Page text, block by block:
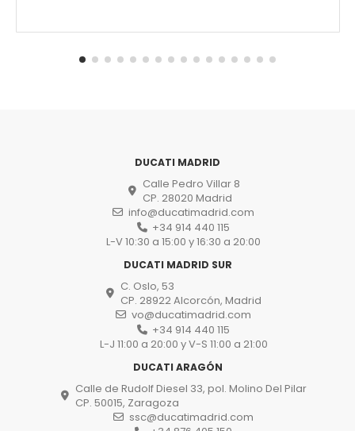
DUCATI MADRID
Calle Pedro Villar 8
CP. 28020 Madrid
info@ducatimadrid.com
+34 914 440 115
L-V 10:30 a 15:00 y 16:30 a 20:00
DUCATI MADRID SUR
C. Oslo, 53
CP. 28922 Alcorcón, Madrid
vo@ducatimadrid.com
+34 914 440 115
L-J 11:00 a 20:00 y V-S 11:00 a 21:00
DUCATI ARAGÓN
Calle de Rudolf Diesel 33, pol. Molino Del Pilar
CP. 50015, Zaragoza
ssc@ducatimadrid.com